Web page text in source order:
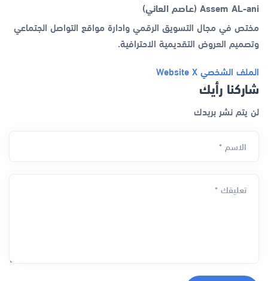
Assem AL-ani (عـاصم العاني)
مختص في مجال التسويق الرقمي وادارة مواقع التواصل الجتماعي
وتصميم العروض التقديمية الاحترافية.
الملف الشخصي Website X
شاركنا رأيك
لن يتم نشر بريدك
الاسم *
تعليقك *